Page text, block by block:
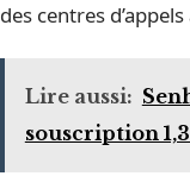
des centres
Lire aussi:
souscription